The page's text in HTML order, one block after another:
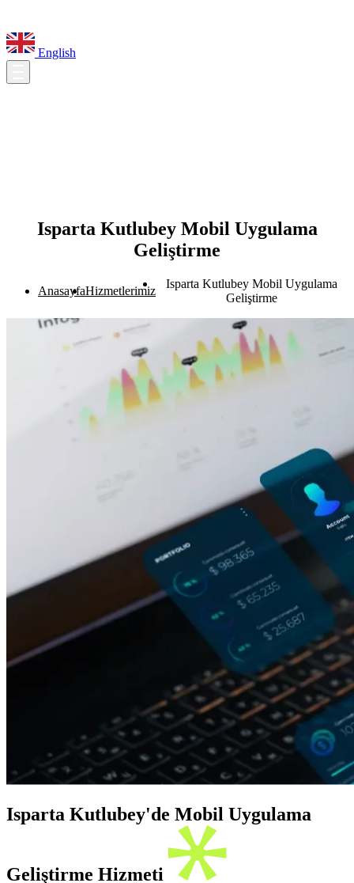
English
Isparta Kutlubey Mobil Uygulama
Geliştirme
AnasayfaHizmetlerimiz
Isparta Kutlubey Mobil Uygulama
Geliştirme
Isparta Kutlubey'de Mobil Uygulama
Geliştirme Hizmeti